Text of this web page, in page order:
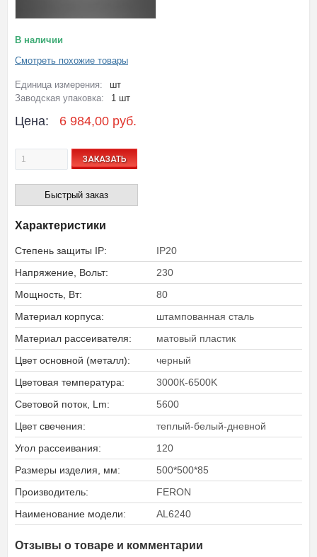
В наличии
Смотреть похожие товары
Единица измерения:
шт
Заводская упаковка:
1 шт
Цена: 6 984,00 руб.
ЗАКАЗАТЬ
Быстрый заказ
Характеристики
Степень защиты IP:
IP20
Напряжение, Вольт:
230
Мощность, Вт:
80
Материал корпуса:
штампованная сталь
Материал рассеивателя:
матовый пластик
Цвет основной (металл):
черный
Цветовая температура:
3000К-6500K
Световой поток, Lm:
5600
Цвет свечения:
теплый-белый-дневной
Угол рассеивания:
120
Размеры изделия, мм:
500*500*85
Производитель:
FERON
Наименование модели:
AL6240
Отзывы о товаре и комментарии